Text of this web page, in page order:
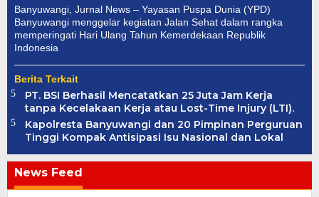
Banyuwangi, Jurnal News – Yayasan Puspa Dunia (YPD)
Banyuwangi menggelar kegiatan Jalan Sehat dalam rangka
memperingati Hari Ulang Tahun Kemerdekaan Republik
Indonesia
Berita Terkait
PT. BSI Berhasil Mencatatkan 25 Juta Jam Kerja
tanpa Kecelakaan Kerja atau Lost-Time Injury (LTI).
Kapolresta Banyuwangi dan 20 Pimpinan Perguruan
Tinggi Kompak Antisipasi Isu Nasional dan Lokal
News Feed